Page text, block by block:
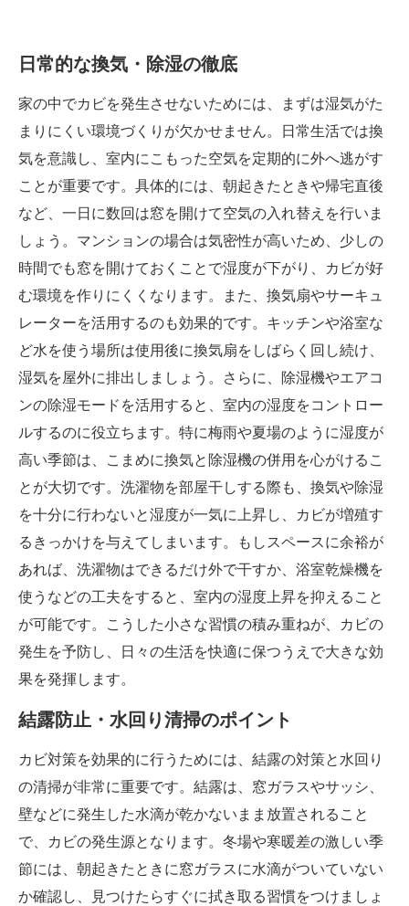
日常的な換気・除湿の徹底
家の中でカビを発生させないためには、まずは湿気がた
まりにくい環境づくりが欠かせません。日常生活では換
気を意識し、室内にこもった空気を定期的に外へ逃がす
ことが重要です。具体的には、朝起きたときや帰宅直後
など、一日に数回は窓を開けて空気の入れ替えを行いま
しょう。マンションの場合は気密性が高いため、少しの
時間でも窓を開けておくことで湿度が下がり、カビが好
む環境を作りにくくなります。また、換気扇やサーキュ
レーターを活用するのも効果的です。キッチンや浴室な
ど水を使う場所は使用後に換気扇をしばらく回し続け、
湿気を屋外に排出しましょう。さらに、除湿機やエアコ
ンの除湿モードを活用すると、室内の湿度をコントロー
ルするのに役立ちます。特に梅雨や夏場のように湿度が
高い季節は、こまめに換気と除湿機の併用を心がけるこ
とが大切です。洗濯物を部屋干しする際も、換気や除湿
を十分に行わないと湿度が一気に上昇し、カビが増殖す
るきっかけを与えてしまいます。もしスペースに余裕が
あれば、洗濯物はできるだけ外で干すか、浴室乾燥機を
使うなどの工夫をすると、室内の湿度上昇を抑えること
が可能です。こうした小さな習慣の積み重ねが、カビの
発生を予防し、日々の生活を快適に保つうえで大きな効
果を発揮します。
結露防止・水回り清掃のポイント
カビ対策を効果的に行うためには、結露の対策と水回り
の清掃が非常に重要です。結露は、窓ガラスやサッシ、
壁などに発生した水滴が乾かないまま放置されること
で、カビの発生源となります。冬場や寒暖差の激しい季
節には、朝起きたときに窓ガラスに水滴がついていない
か確認し、見つけたらすぐに拭き取る習慣をつけましょ